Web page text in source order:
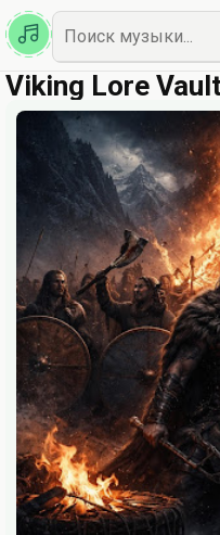
Казахская
Наш Топ
Viking Lore